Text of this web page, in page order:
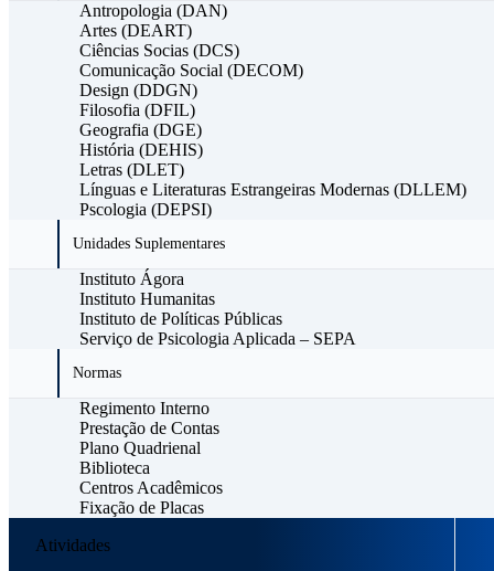
Antropologia (DAN)
Artes (DEART)
Ciências Socias (DCS)
Comunicação Social (DECOM)
Design (DDGN)
Filosofia (DFIL)
Geografia (DGE)
História (DEHIS)
Letras (DLET)
Línguas e Literaturas Estrangeiras Modernas (DLLEM)
Pscologia (DEPSI)
Unidades Suplementares
Instituto Ágora
Instituto Humanitas
Instituto de Políticas Públicas
Serviço de Psicologia Aplicada – SEPA
Normas
Regimento Interno
Prestação de Contas
Plano Quadrienal
Biblioteca
Centros Acadêmicos
Fixação de Placas
Atividades